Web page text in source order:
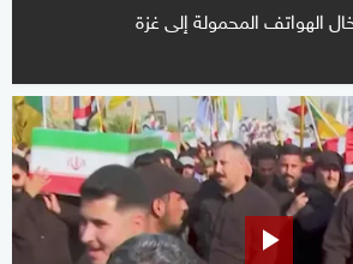
الهواتف المحمولة إلى غزة